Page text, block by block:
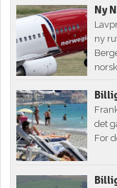
Ny
ny
det
For